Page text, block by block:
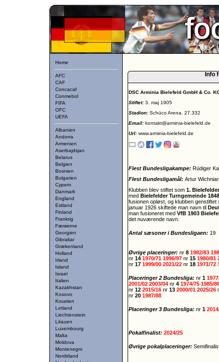
Home
AFC
CAF
Concacaf
Conmebol
FIFA
OFC
UEFA
Albanien
Andorra
Armenien
Aserbajdsjan
Belarus
Belgien
Bosnien
Bulgarien
Cypern
Danmark
England
Estland
Finland
Frankrig
Færøerne
Georgien
Gibraltar
Grækenland
Holland
Irland
Island
Israel
Italien
Kazakhstan
Kosovo
Kroatien
Letland
Liechtenstein
Litauen
Luxembourg
Malta
Moldova
Montenegro
Nordirland
Info
DSC Arminia Bielefeld GmbH & Co.
Stiftet: 3. maj 1905
Stadion: Schüco Arena, 27.332
Email: kontakt@arminia-bielefeld.de
Url: www.arminia-bielefeld.de
Flest Bundesligakampe: Rüdiger
Flest Bundesligamål: Artur
Klubben blev stiftet som 1.
med Bielefelder Turngemeinde 1848
fusionen opløst, og klubben genstiftet
januar 1926 skiftede man navn til
man fusioneret med VfB 1903
det nuværende navn.
Antal sæsoner i Bundesligaen: 19
Øvrige placeringer: nr 8 1982/83
nr 14 1970/71 1996/97 nr 15 1980/81
nr 17 1999/00 2021/22 nr 18 1971/72
Placeringer 2 Bundesliga: nr 1
2001/02 2003/04 nr 4 1974/75 1985/
nr 12 2015/16 nr 13 2000/01 2025/26
nr 20 1987/88
Placeringer 3 Bundesliga: nr 1
Pokalfinalist: 2024/25
Øvrige pokalplaceringer: